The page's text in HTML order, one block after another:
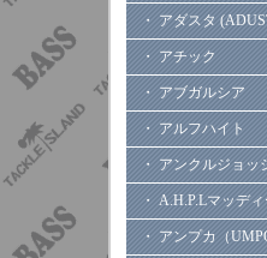
・ アダスタ
・ アチック
・ アブガルシア
・ アルフハイト
・ アンクルジョッ
・ A.H.P.Lマッデ
・ アンプカ（